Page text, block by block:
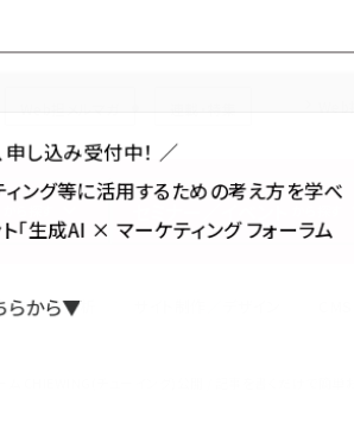
データ分析
ム CHIEWING(チューイング)公開 / 記事を書くだけで簡単
し込み受付中！ ／
ング等に活用するための考え方を学べ
「生成AI × マーケティング フォーラム
らから▼